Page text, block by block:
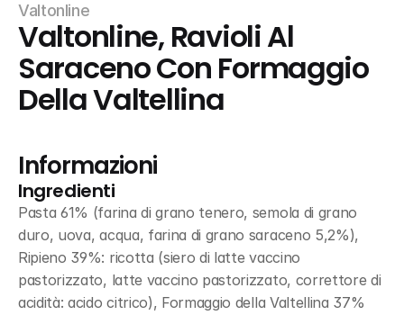
Valtonline
Valtonline, Ravioli Al
Saraceno Con Formaggio
Della Valtellina
Informazioni
Ingredienti
Pasta 61% (farina di grano tenero, semola di grano
duro, uova, acqua, farina di grano saraceno 5,2%),
Ripieno 39%: ricotta (siero di latte vaccino
pastorizzato, latte vaccino pastorizzato, correttore di
acidità: acido citrico), Formaggio della Valtellina 37%